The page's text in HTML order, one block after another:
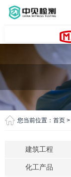
您当前位置： 首页 >
建筑工程
化工产品